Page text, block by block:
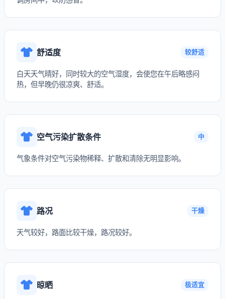
舒适度 较舒适
白天天气晴好，同时较大的空气湿度，会使您在午后略感闷
热，但早晚仍很凉爽、舒适。
空气污染扩散条件 中
气象条件对空气污染物稀释、扩散和清除无明显影响。
路况 干燥
天气较好，路面比较干燥，路况较好。
晾晒 极适宜